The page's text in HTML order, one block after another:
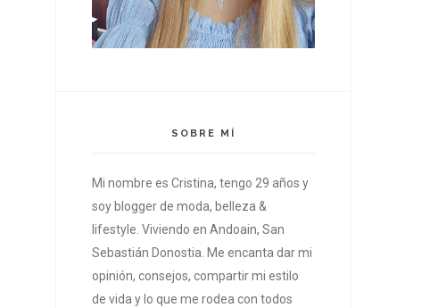
SOBRE MÍ
Mi nombre es Cristina, tengo 29 años y
soy blogger de moda, belleza &
lifestyle. Viviendo en Andoain, San
Sebastián Donostia. Me encanta dar mi
opinión, consejos, compartir mi estilo
de vida y lo que me rodea con todos